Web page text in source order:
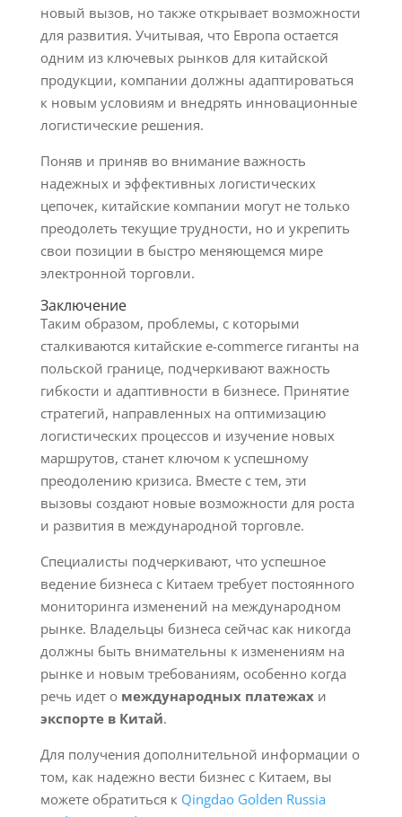
новый вызов, но также открывает возможности
для развития. Учитывая, что Европа остается
одним из ключевых рынков для китайской
продукции, компании должны адаптироваться
к новым условиям и внедрять инновационные
логистические решения.
Поняв и приняв во внимание важность
надежных и эффективных логистических
цепочек, китайские компании могут не только
преодолеть текущие трудности, но и укрепить
свои позиции в быстро меняющемся мире
электронной торговли.
Заключение
Таким образом, проблемы, с которыми
сталкиваются китайские e-commerce гиганты на
польской границе, подчеркивают важность
гибкости и адаптивности в бизнесе. Принятие
стратегий, направленных на оптимизацию
логистических процессов и изучение новых
маршрутов, станет ключом к успешному
преодолению кризиса. Вместе с тем, эти
вызовы создают новые возможности для роста
и развития в международной торговле.
Специалисты подчеркивают, что успешное
ведение бизнеса с Китаем требует постоянного
мониторинга изменений на международном
рынке. Владельцы бизнеса сейчас как никогда
должны быть внимательны к изменениям на
рынке и новым требованиям, особенно когда
речь идет о международных платежахи
экспорте в Китай.
Для получения дополнительной информации о
том, как надежно вести бизнес с Китаем, вы
можете обратиться к Qingdao Golden Russia